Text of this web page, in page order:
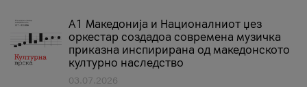
А1 Македонија и Националниот џез
оркестар создадоа современа музичка
приказна инспирирана од македонското
културно наследство
03.07.2026